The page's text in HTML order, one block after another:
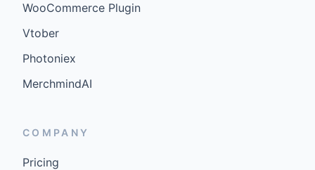
WooCommerce Plugin
Vtober
Photoniex
MerchmindAI
COMPANY
Pricing